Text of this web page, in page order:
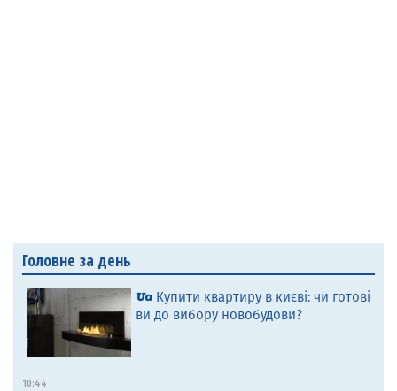
Головне за день
Купити квартиру в києві: чи готові
ви до вибору новобудови?
10:44